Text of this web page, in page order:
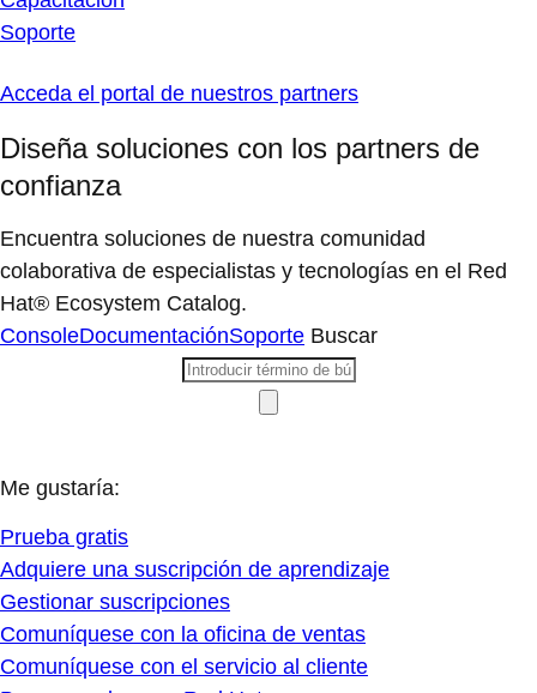
Soporte
Acceda el portal de nuestros partners
Diseña soluciones con los partners de
confianza
Encuentra soluciones de nuestra comunidad
colaborativa de especialistas y tecnologías en el Red
Hat® Ecosystem Catalog.
ConsoleDocumentaciónSoporte Buscar
Me gustaría:
Prueba gratis
Adquiere una suscripción de aprendizaje
Gestionar suscripciones
Comuníquese con la oficina de ventas
Comuníquese con el servicio al cliente